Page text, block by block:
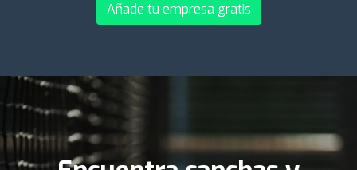
Añade tu empresa gratis